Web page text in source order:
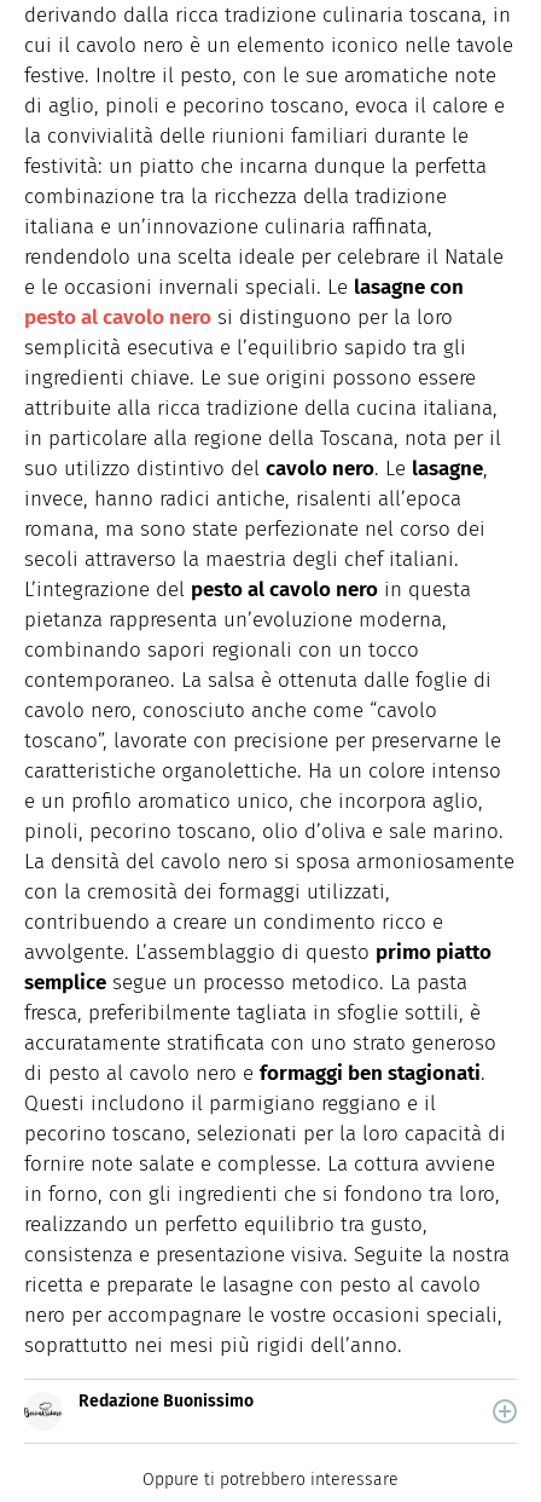
derivando dalla ricca tradizione culinaria toscana, in
cui il cavolo nero è un elemento iconico nelle tavole
festive. Inoltre il pesto, con le sue aromatiche note
di aglio, pinoli e pecorino toscano, evoca il calore e
la convivialità delle riunioni familiari durante le
festività: un piatto che incarna dunque la perfetta
combinazione tra la ricchezza della tradizione
italiana e un’innovazione culinaria raffinata,
rendendolo una scelta ideale per celebrare il Natale
e le occasioni invernali speciali. Le lasagne con
pesto al cavolo nero si distinguono per la loro
semplicità esecutiva e l’equilibrio sapido tra gli
ingredienti chiave. Le sue origini possono essere
attribuite alla ricca tradizione della cucina italiana,
in particolare alla regione della Toscana, nota per il
suo utilizzo distintivo del cavolo nero. Le lasagne,
invece, hanno radici antiche, risalenti all’epoca
romana, ma sono state perfezionate nel corso dei
secoli attraverso la maestria degli chef italiani.
L’integrazione del pesto al cavolo nero in questa
pietanza rappresenta un’evoluzione moderna,
combinando sapori regionali con un tocco
contemporaneo. La salsa è ottenuta dalle foglie di
cavolo nero, conosciuto anche come “cavolo
toscano”, lavorate con precisione per preservarne le
caratteristiche organolettiche. Ha un colore intenso
e un profilo aromatico unico, che incorpora aglio,
pinoli, pecorino toscano, olio d’oliva e sale marino.
La densità del cavolo nero si sposa armoniosamente
con la cremosità dei formaggi utilizzati,
contribuendo a creare un condimento ricco e
avvolgente. L’assemblaggio di questo primo piatto
semplice segue un processo metodico. La pasta
fresca, preferibilmente tagliata in sfoglie sottili, è
accuratamente stratificata con uno strato generoso
di pesto al cavolo nero e formaggi ben stagionati.
Questi includono il parmigiano reggiano e il
pecorino toscano, selezionati per la loro capacità di
fornire note salate e complesse. La cottura avviene
in forno, con gli ingredienti che si fondono tra loro,
realizzando un perfetto equilibrio tra gusto,
consistenza e presentazione visiva. Seguite la nostra
ricetta e preparate le lasagne con pesto al cavolo
nero per accompagnare le vostre occasioni speciali,
soprattutto nei mesi più rigidi dell’anno.
Redazione Buonissimo
quale trovi idee veloci, facili e spiegate passo passo.
Oppure ti potrebbero interessare